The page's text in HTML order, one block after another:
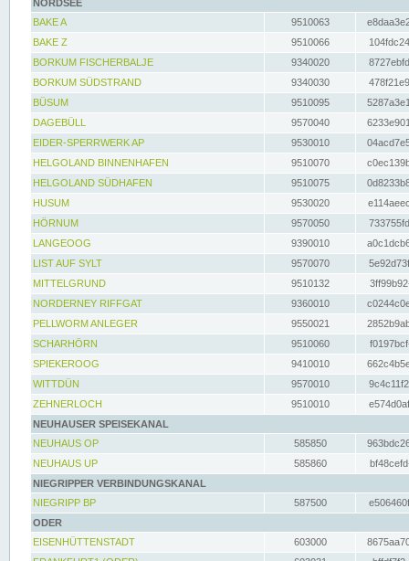
NORDSEE
BAKE A
9510063
BAKE Z
9510066
BORKUM FISCHERBALJE
9340020
BORKUM SÜDSTRAND
9340030
BÜSUM
9510095
DAGEBÜLL
9570040
EIDER-SPERRWERK AP
9530010
HELGOLAND BINNENHAFEN
9510070
HELGOLAND SÜDHAFEN
9510075
HUSUM
9530020
HÖRNUM
9570050
LANGEOOG
9390010
LIST AUF SYLT
9570070
MITTELGRUND
9510132
NORDERNEY RIFFGAT
9360010
PELLWORM ANLEGER
9550021
SCHARHÖRN
9510060
SPIEKEROOG
9410010
WITTDÜN
9570010
ZEHNERLOCH
9510010
NEUHAUSER SPEISEKANAL
NEUHAUS OP
585850
NEUHAUS UP
585860
NIEGRIPPER VERBINDUNGSKANAL
NIEGRIPP BP
587500
ODER
EISENHÜTTENSTADT
603000